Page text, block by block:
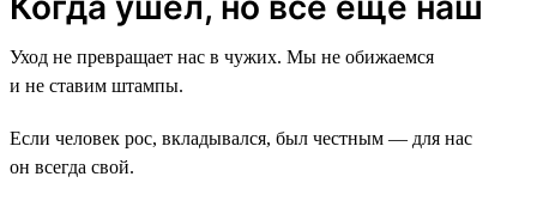
Уход не превращает нас в чужих. Мы не обижаемся
и не ставим штампы.
Если человек рос, вкладывался, был честным — для нас
он всегда свой.